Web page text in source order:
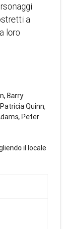
a
loro
Barry
Quinn,
Peter
il locale